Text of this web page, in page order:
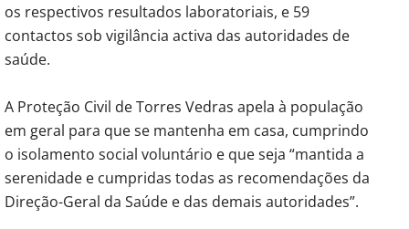
os respectivos resultados laboratoriais, e 59
contactos sob vigilância activa das autoridades de
saúde.
A Proteção Civil de Torres Vedras apela à população
em geral para que se mantenha em casa, cumprindo
o isolamento social voluntário e que seja “mantida a
serenidade e cumpridas todas as recomendações da
Direção-Geral da Saúde e das demais autoridades”.